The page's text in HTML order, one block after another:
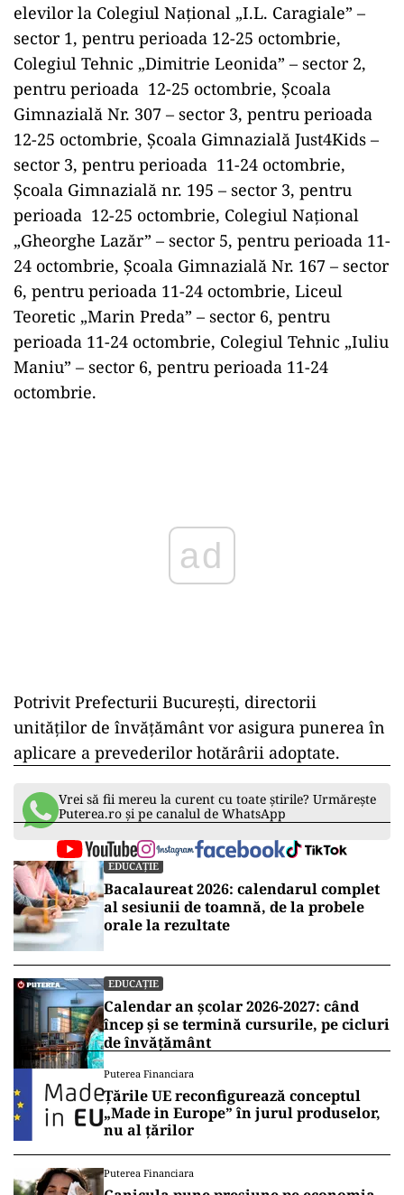
elevilor la Colegiul Naţional „I.L. Caragiale” –
sector 1, pentru perioada 12-25 octombrie,
Colegiul Tehnic „Dimitrie Leonida” – sector 2,
pentru perioada 12-25 octombrie, Şcoala
Gimnazială Nr. 307 – sector 3, pentru perioada
12-25 octombrie, Şcoala Gimnazială Just4Kids –
sector 3, pentru perioada 11-24 octombrie,
Şcoala Gimnazială nr. 195 – sector 3, pentru
perioada 12-25 octombrie, Colegiul Naţional
„Gheorghe Lazăr” – sector 5, pentru perioada 11-
24 octombrie, Şcoala Gimnazială Nr. 167 – sector
6, pentru perioada 11-24 octombrie, Liceul
Teoretic „Marin Preda” – sector 6, pentru
perioada 11-24 octombrie, Colegiul Tehnic „Iuliu
Maniu” – sector 6, pentru perioada 11-24
octombrie.
Potrivit Prefecturii Bucureşti, directorii
unităţilor de învăţământ vor asigura punerea în
aplicare a prevederilor hotărârii adoptate.
Vrei să fii mereu la curent cu toate știrile? Urmărește
Puterea.ro și pe canalul de WhatsApp
EDUCAȚIE
Bacalaureat 2026: calendarul complet
al sesiunii de toamnă, de la probele
orale la rezultate
EDUCAȚIE
Calendar an școlar 2026-2027: când
încep și se termină cursurile, pe cicluri
de învățământ
Puterea Financiara
Țările UE reconfigurează conceptul
„Made in Europe” în jurul produselor,
nu al țărilor
Puterea Financiara